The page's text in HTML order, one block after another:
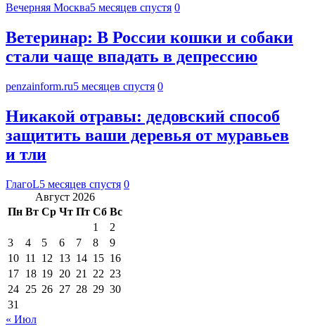
Вечерняя Москва5 месяцев спустя 0
Ветеринар: В России кошки и собаки
стали чаще впадать в депрессию
penzainform.ru5 месяцев спустя 0
Никакой отравы: дедовский способ
защитить ваши деревья от муравьев
и тли
ГлагоL5 месяцев спустя 0
Август 2026
Пн Вт Ср Чт Пт Сб Вс
1
2
3
4 5 6 7 8
9
10 11 12 13 14 15 16
17 18 19 20 21 22 23
24 25 26 27 28 29 30
31
« Июл